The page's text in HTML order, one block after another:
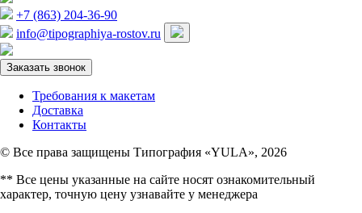
+7 (863) 204-36-90
info@tipographiya-rostov.ru
Заказать звонок
Требования к макетам
Доставка
Контакты
© Все права защищены Типография «YULA», 2026
** Все цены указанные на сайте носят ознакомительный
характер, точную цену узнавайте у менеджера